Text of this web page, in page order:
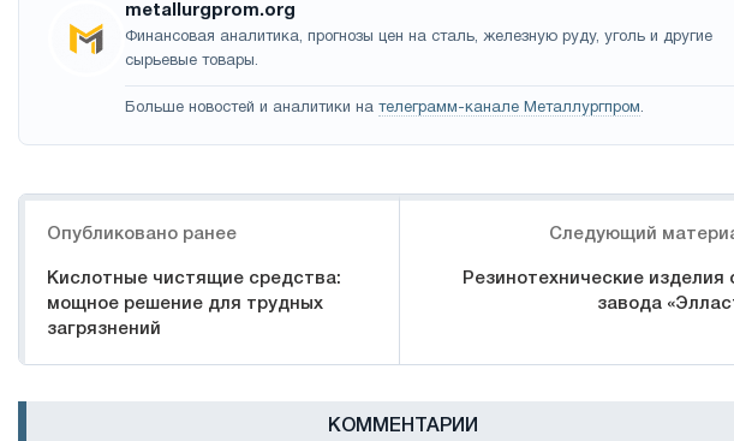
metallurgprom.org
Финансовая аналитика, прогнозы цен на сталь, железную руду, уголь и другие
сырьевые товары.
Больше новостей и аналитики на телеграмм-канале Металлургпром.
Опубликовано ранее
Кислотные чистящие средства:
мощное решение для трудных
загрязнений
Следующий
Резинотехнические изделия
завода
КОММЕНТАРИИ